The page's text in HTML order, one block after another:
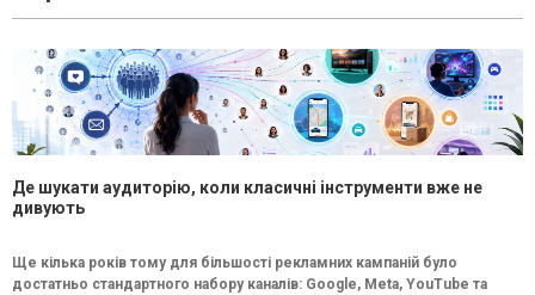
Де шукати аудиторію, коли класичні інструменти вже не
дивують
Ще кілька років тому для більшості рекламних кампаній було
достатньо стандартного набору каналів: Google, Meta, YouTube та